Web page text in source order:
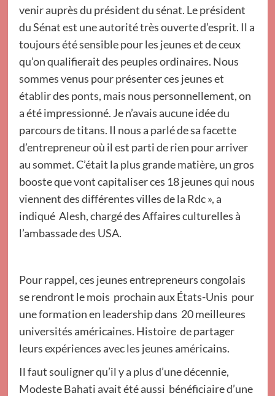
venir auprès du président du sénat. Le président
du Sénat est une autorité très ouverte d’esprit. Il a
toujours été sensible pour les jeunes et de ceux
qu’on qualifierait des peuples ordinaires. Nous
sommes venus pour présenter ces jeunes et
établir des ponts, mais nous personnellement, on
a été impressionné. Je n’avais aucune idée du
parcours de titans. Il nous a parlé de sa facette
d’entrepreneur où il est parti de rien pour arriver
au sommet. C’était la plus grande matière, un gros
booste que vont capitaliser ces 18 jeunes qui nous
viennent des différentes villes de la Rdc », a
indiqué Alesh, chargé des Affaires culturelles à
l’ambassade des USA.
Pour rappel, ces jeunes entrepreneurs congolais
se rendront le mois prochain aux États-Unis pour
une formation en leadership dans 20 meilleures
universités américaines. Histoire de partager
leurs expériences avec les jeunes américains.
Il faut souligner qu’il y a plus d’une décennie,
Modeste Bahati avait été aussi bénéficiaire d’une